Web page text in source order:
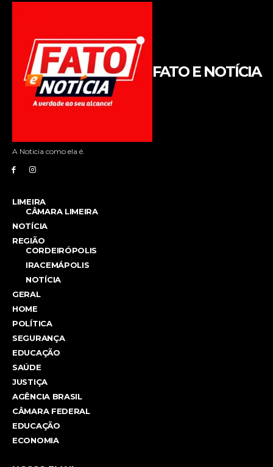
FATO E NOTÍCIA
A Noticia como ela é.
LIMEIRA
CÂMARA LIMEIRA
NOTÍCIA
REGIÃO
CORDEIRÓPOLIS
IRACEMÁPOLIS
NOTÍCIA
GERAL
HOME
POLÍTICA
SEGURANÇA
EDUCAÇÃO
SAÚDE
JUSTIÇA
AGÊNCIA BRASIL
CÂMARA FEDERAL
EDUCAÇÃO
ECONOMIA